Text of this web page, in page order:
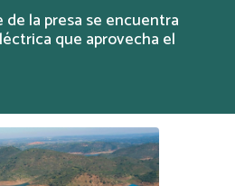
de la presa se encuentra
que aprovecha el